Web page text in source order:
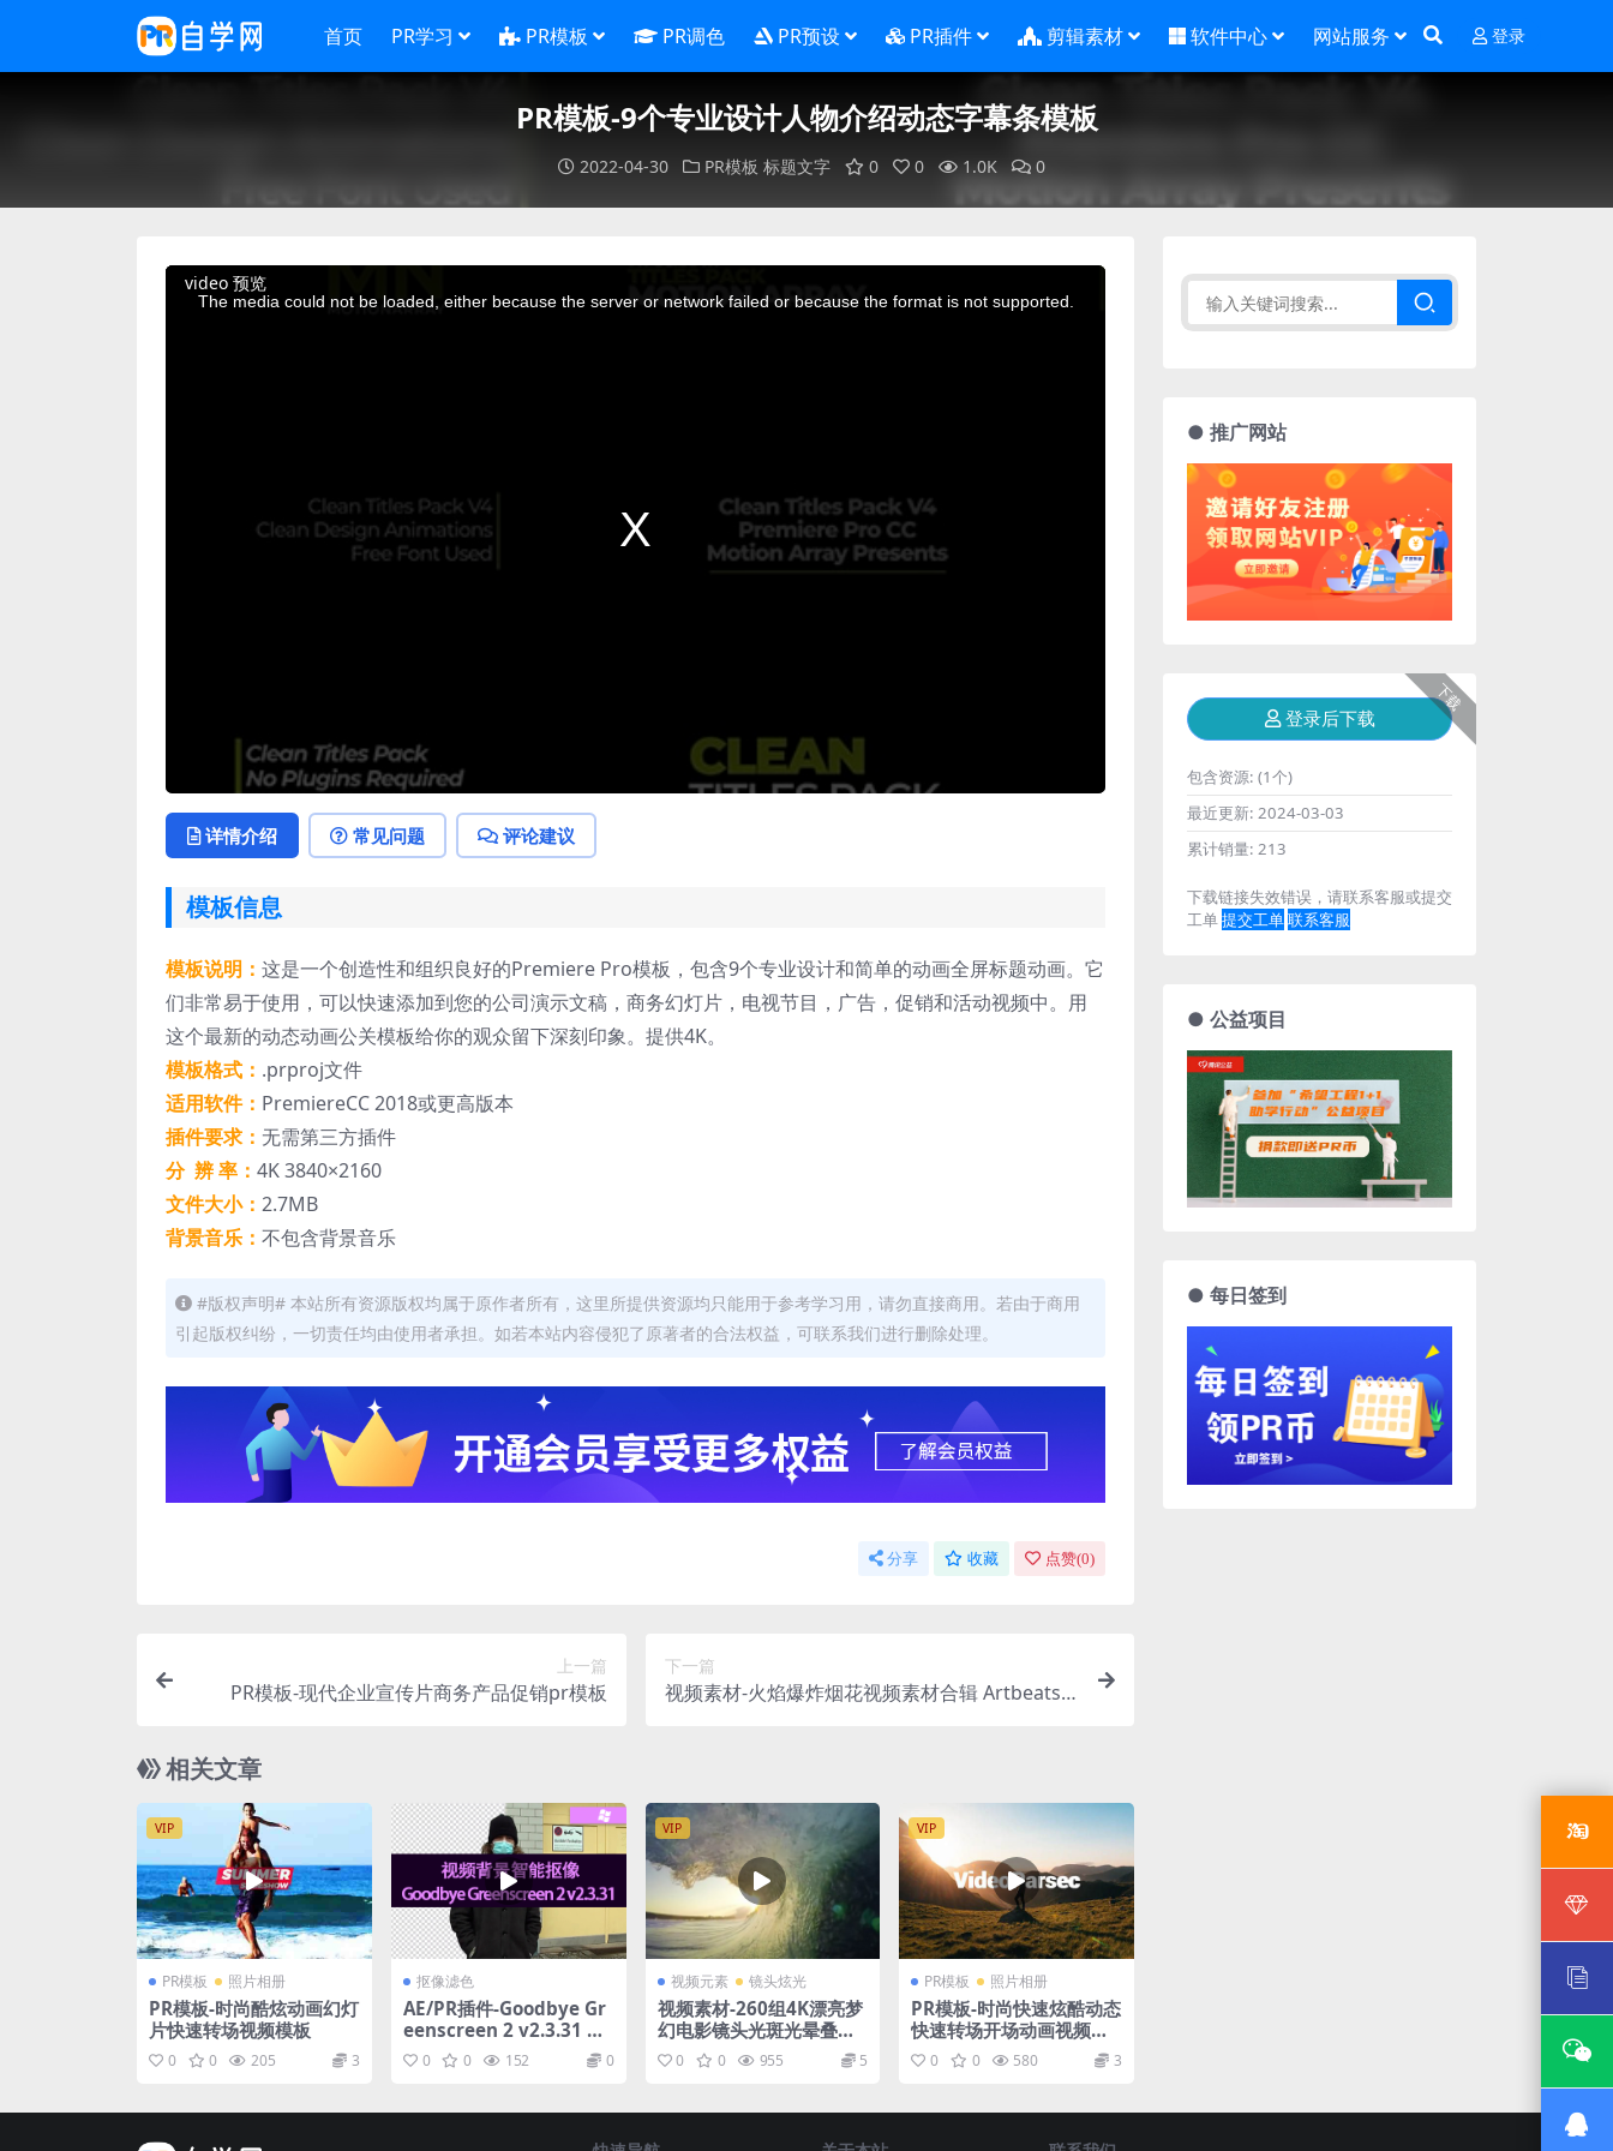
首页 PR学习 PR模板 PR调色 PR预设 PR插件 剪辑素材 软件中心 网站服务 登录
PR模板-9个专业设计人物介绍动态字幕条模板
2022-04-30 PR模板 标题文字 0 0 1.0K 0
video 预览
This
The media could not be loaded, either because the server or network failed or because the format is not supported.
详情介绍 常见问题 评论建议
模板信息
模板说明： 这是一个创造性和组织良好的Premiere Pro模板，包含9个专业设计和简单的动画全屏标题动画。它
们非常易于使用，可以快速添加到您的公司演示文稿，商务幻灯片，电视节目，广告，促销和活动视频中。用
这个最新的动态动画公关模板给你的观众留下深刻印象。提供4K。
模板格式： .prproj文件
适用软件： PremiereCC 2018或更高版本
插件要求： 无需第三方插件
分 辨 率： 4K 3840×2160
文件大小： 2.7MB
背景音乐： 不包含背景音乐
#版权声明# 本站所有资源版权均属于原作者所有，这里所提供资源均只能用于参考学习用，请勿直接商用。若由于商用
引起版权纠纷，一切责任均由使用者承担。如若本站内容侵犯了原著者的合法权益，可联系我们进行删除处理。
分享 收藏 点赞(0)
上一篇
PR模板-现代企业宣传片商务产品促销pr模板
下一篇
视频素材-火焰爆炸烟花视频素材合辑 Artbeats R
相关文章
VIP
PR模板 照片相册
PR模板-时尚酷炫动画幻灯
片快速转场视频模板
0 0 205 3
抠像滤色
AE/PR插件-Goodbye Gr
eenscreen 2 v2.3.31 视
0 0 152 0
VIP
视频元素 镜头炫光
视频素材-260组4K漂亮梦
幻电影镜头光斑光晕叠加
视频素材合集
0 0 955 5
VIP
PR模板 照片相册
PR模板-时尚快速炫酷动态
快速转场开场动画视频模
板 0 0 580 3
● 推广网站
下载
登录后下载
包含资源: (1个)
最近更新: 2024-03-03
累计销量: 213
下载链接失效错误，请联系客服或提交
工单提交工单联系客服
● 公益项目
● 每日签到